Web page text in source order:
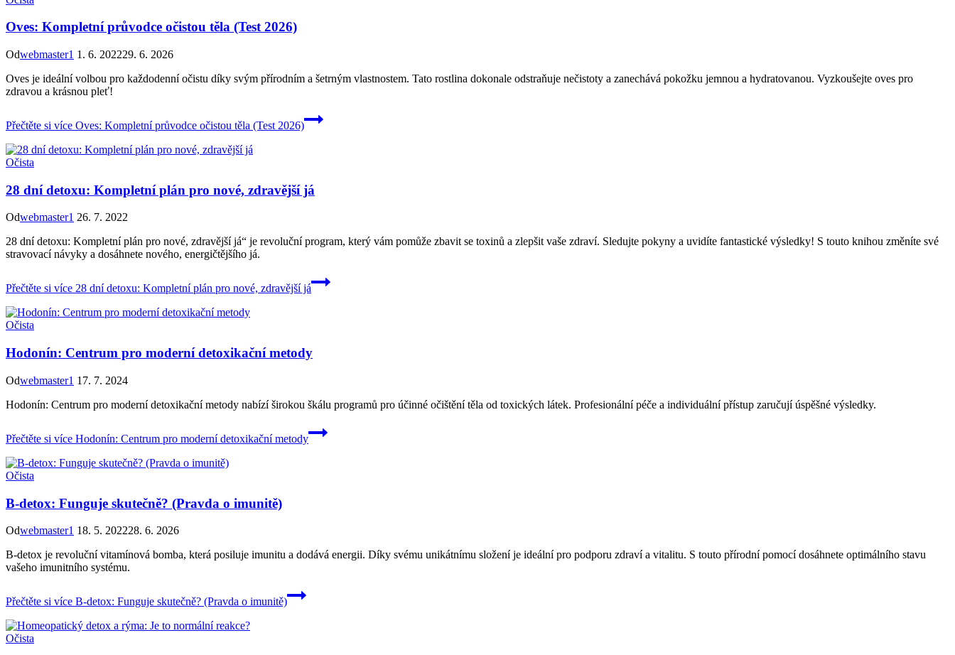
Oves: Kompletní průvodce očistou těla (Test 2026)
Odwebmaster1 1. 6. 202229. 6. 2026
Oves je ideální volbou pro každodenní očistu díky svým přírodním a šetrným vlastnostem. Tato rostlina dokonale odstraňuje nečistoty a zanechává pokožku jemnou a hydratovanou. Vyzkoušejte oves pro
zdravou a krásnou pleť!
Přečtěte si více Oves: Kompletní průvodce očistou těla (Test 2026)
Očista
28 dní detoxu: Kompletní plán pro nové, zdravější já
Odwebmaster1 26. 7. 2022
28 dní detoxu: Kompletní plán pro nové, zdravější já“ je revoluční program, který vám pomůže zbavit se toxinů a zlepšit vaše zdraví. Sledujte pokyny a uvidíte fantastické výsledky! S touto knihou změníte své
stravovací návyky a dosáhnete nového, energičtějšího já.
Přečtěte si více 28 dní detoxu: Kompletní plán pro nové, zdravější já
Očista
Hodonín: Centrum pro moderní detoxikační metody
Odwebmaster1 17. 7. 2024
Hodonín: Centrum pro moderní detoxikační metody nabízí širokou škálu programů pro účinné očištění těla od toxických látek. Profesionální péče a individuální přístup zaručují úspěšné výsledky.
Přečtěte si více Hodonín: Centrum pro moderní detoxikační metody
Očista
B-detox: Funguje skutečně? (Pravda o imunitě)
Odwebmaster1 18. 5. 202228. 6. 2026
B-detox je revoluční vitamínová bomba, která posiluje imunitu a dodává energii. Díky svému unikátnímu složení je ideální pro podporu zdraví a vitalitu. S touto přírodní pomocí dosáhnete optimálního stavu
vašeho imunitního systému.
Přečtěte si více B-detox: Funguje skutečně? (Pravda o imunitě)
Očista